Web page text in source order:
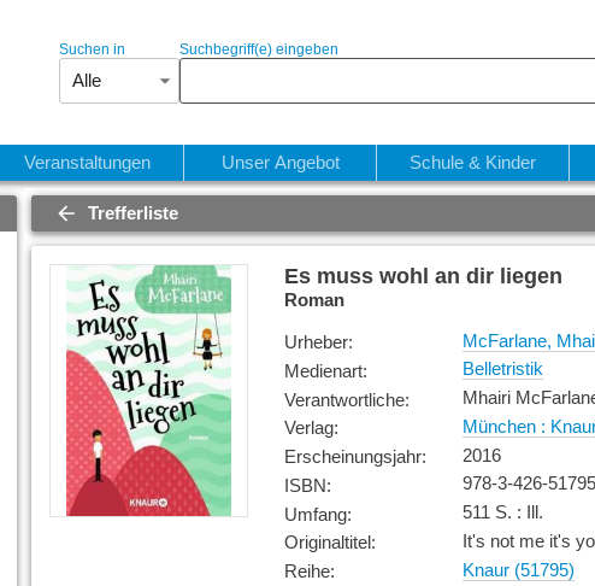
Suchen in
Alle
Suchbegriff(e) eingeben
Veranstaltungen Unser Angebot Schule & Kinder
Trefferliste
Es muss wohl an dir liegen
Roman
Urheber:
McFarlane,
Medienart:
Belletristik
Verantwortliche:
Mhairi
Verlag:
München :
Erscheinungsjahr:
2016
ISBN:
978-3-426-
Umfang:
511 S. : Ill.
Originaltitel:
It's not me it's
Reihe:
Knaur (51795)